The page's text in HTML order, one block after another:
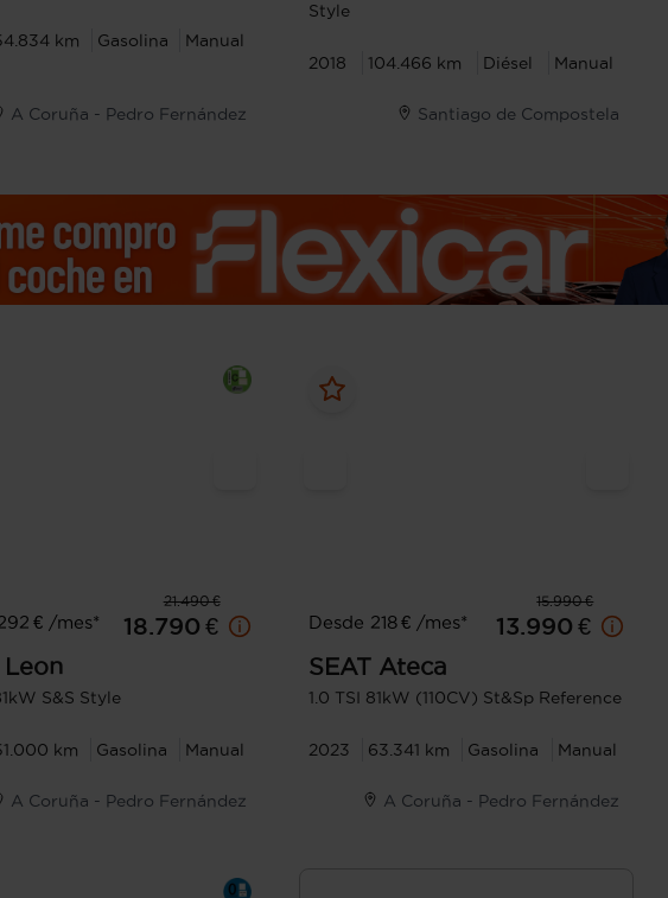
km Gasolina Manual
A Coruña - Pedro Fernández
Style
2018 104.466 km Diésel Manual
Santiago de Compostela
21.490 €
€ /mes*
18.790 €
Leon
S&S Style
km Gasolina Manual
A Coruña - Pedro Fernández
15.990 €
Desde 218 € /mes*
13.990 €
SEAT Ateca
1.0 TSI 81kW (110CV) St&Sp Reference
2023 63.341 km Gasolina Manual
A Coruña - Pedro Fernández